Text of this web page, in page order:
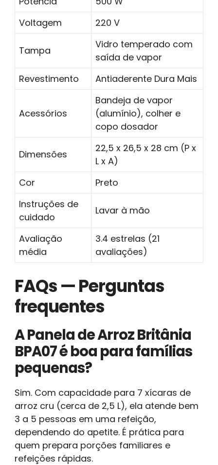
Voltagem
220 V
Tampa
Vidro temperado com
saída de vapor
Revestimento
Antiaderente Dura Mais
Acessórios
Bandeja de vapor
(alumínio), colher e
copo dosador
Dimensões
22,5 x 26,5 x 28 cm (P x
L x A)
Cor
Preto
Instruções de
cuidado
Lavar à mão
Avaliação
média
3.4 estrelas (21
avaliações)
FAQs — Perguntas
frequentes
A Panela de Arroz Britânia
BPA07 é boa para famílias
pequenas?
Sim. Com capacidade para 7 xícaras de
arroz cru (cerca de 2,5 L), ela atende bem
3 a 5 pessoas em uma refeição,
dependendo do apetite. É prática para
quem prepara porções familiares e
refeições rápidas.